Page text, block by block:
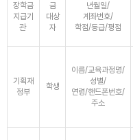
장학금
지급기
관
금
대상
자
년월일/
계좌번호/
학점/등급/평점
기획재
정부
학생
이름/교육과정명/
성별/
연령/핸드폰번호/
주소